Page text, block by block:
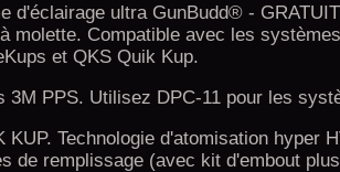
d'éclairage ultra GunBudd® -
molette. Compatible avec les
et QKS Quik Kup.
PPS. Utilisez DPC-11 pour les
Technologie d'atomisation hyper
de remplissage (avec kit d'embout